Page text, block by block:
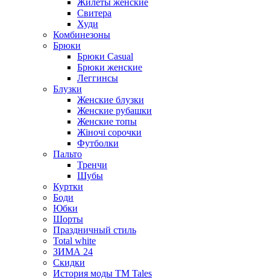
Свитера
Худи
Комбинезоны
Брюки
Брюки Casual
Брюки женские
Леггинсы
Блузки
Женские блузки
Женские рубашки
Женские топы
Жіночі сорочки
Футболки
Пальто
Тренчи
Шубы
Куртки
Боди
Юбки
Шорты
Праздничный стиль
Total white
ЗИМА 24
Скидки
История моды ТМ Tales